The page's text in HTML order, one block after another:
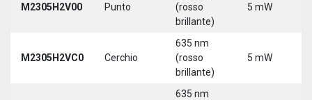
M2305H2V00 Punto
(rosso
brillante)
5 mW
M2305H2VC0 Cerchio
635 nm
(rosso
brillante)
5 mW
635 nm